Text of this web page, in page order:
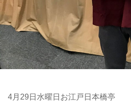
4月29日水曜日お江戸日本橋亭